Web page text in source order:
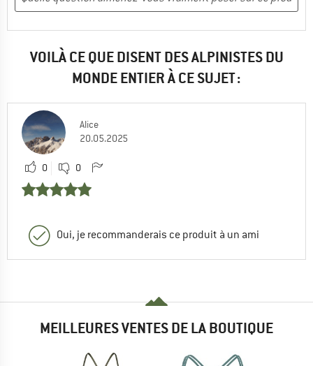
VOILÀ CE QUE DISENT DES ALPINISTES DU
MONDE ENTIER À CE SUJET :
Alice
20.05.2025
0 0
Oui, je recommanderais ce produit à un ami
MEILLEURES VENTES DE LA BOUTIQUE